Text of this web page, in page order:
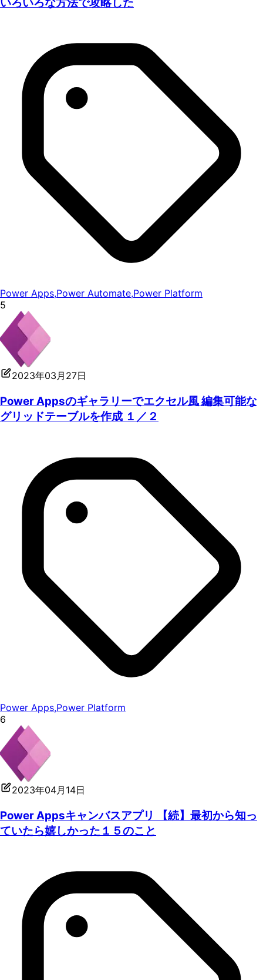
Power Apps,Power Automate,Power Platform
5
2023年03月27日
Power Appsのギャラリーでエクセル風 編集可能な
グリッドテーブルを作成 １／２
Power Apps,Power Platform
6
2023年04月14日
Power Appsキャンバスアプリ 【続】最初から知っ
ていたら嬉しかった１５のこと